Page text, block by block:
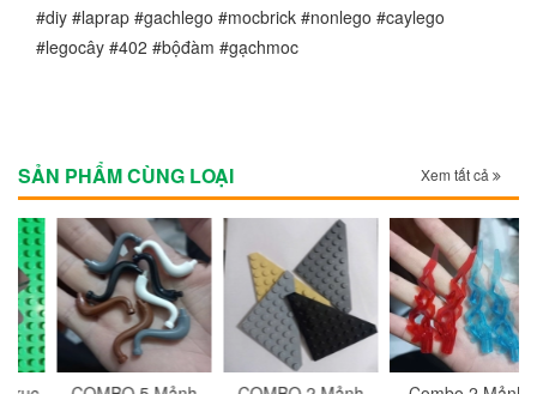
#diy #laprap #gachlego #mocbrick #nonlego #caylego
#legocây #402 #bộđàm #gạchmoc
SẢN PHẨM CÙNG LOẠI Xem tất cả